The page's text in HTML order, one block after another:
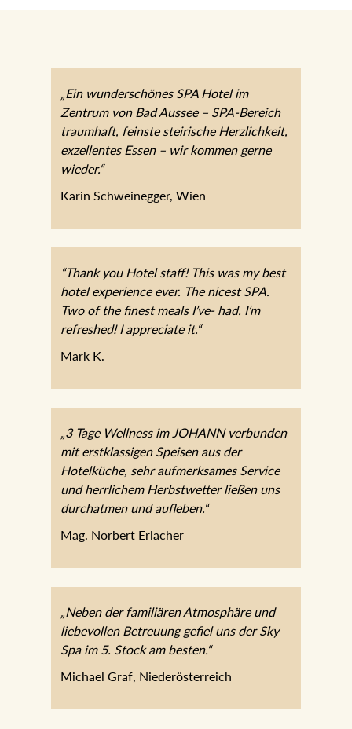
„Ein wunderschönes SPA Hotel im
Zentrum von Bad Aussee – SPA-Bereich
traumhaft, feinste steirische Herzlichkeit,
exzellentes Essen – wir kommen gerne
wieder.“
“Thank you Hotel staff! This was my best
hotel experience ever. The nicest SPA.
Two of the finest meals I’ve- had. I’m
refreshed! I appreciate it.“
„3 Tage Wellness im JOHANN
verbunden mit erstklassigen Speisen aus
der Hotelküche, sehr aufmerksames
ließen uns durchatmen und aufleben.“
„Neben der familiären Atmosphäre und
Spa im 5. Stock am besten.“
Michael Graf, Niederösterreich